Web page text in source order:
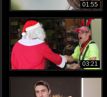
01:55
03:21